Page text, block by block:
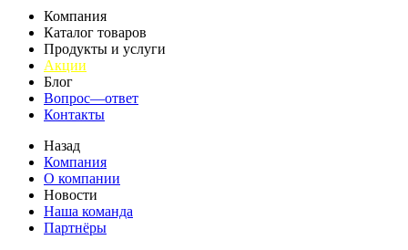
Компания
Каталог товаров
Продукты и услуги
Акции
Блог
Вопрос—ответ
Контакты
Назад
Компания
О компании
Новости
Наша команда
Партнёры